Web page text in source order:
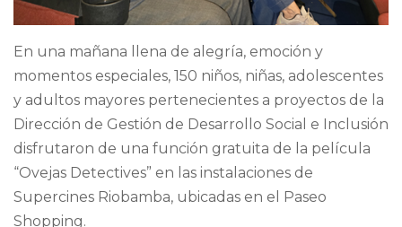
En una mañana llena de alegría, emoción y
momentos especiales, 150 niños, niñas, adolescentes
y adultos mayores pertenecientes a proyectos de la
Dirección de Gestión de Desarrollo Social e Inclusión
disfrutaron de una función gratuita de la película
“Ovejas Detectives” en las instalaciones de
Supercines Riobamba, ubicadas en el Paseo
Shopping.